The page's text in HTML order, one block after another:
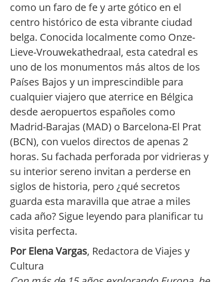
como un faro de fe y arte gótico en el
centro histórico de esta vibrante ciudad
belga. Conocida localmente como Onze-
Lieve-Vrouwekathedraal, esta catedral es
uno de los monumentos más altos de los
Países Bajos y un imprescindible para
cualquier viajero que aterrice en Bélgica
desde aeropuertos españoles como
Madrid-Barajas (MAD) o Barcelona-El Prat
(BCN), con vuelos directos de apenas 2
horas. Su fachada perforada por vidrieras y
su interior sereno invitan a perderse en
siglos de historia, pero ¿qué secretos
guarda esta maravilla que atrae a miles
cada año? Sigue leyendo para planificar tu
visita perfecta.
Por Elena Vargas, Redactora de Viajes y
Cultura